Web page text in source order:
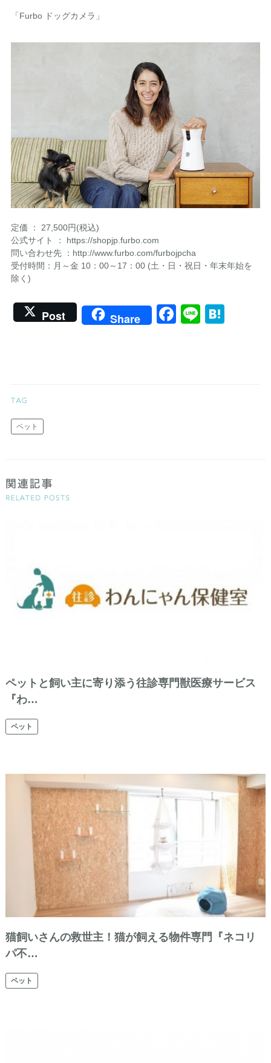
「Furbo ドッグカメラ」
定価 ： 27,500円(税込)
公式サイト ： https://shopjp.furbo.com
問い合わせ先 ：http://www.furbo.com/furbojpcha
受付時間：月～金 10：00～17：00 (土・日・祝日・年末年始を
除く)
Post Share Facebook
Line
ペット
ペットと飼い主に寄り添う往診専門獣医療サービス
『わ…
ペット
猫飼いさんの救世主！猫が飼える物件専門『ネコリ
パ不…
ペット